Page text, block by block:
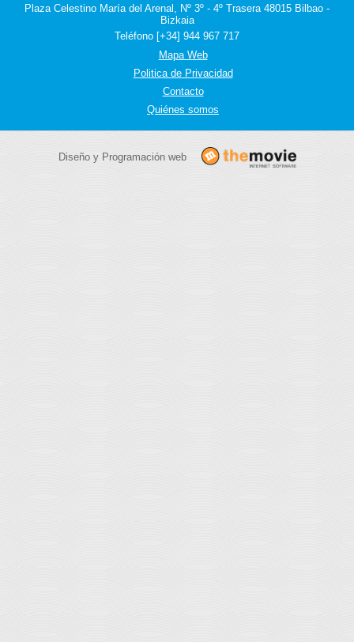
Plaza Celestino María del Arenal, Nº 3º - 4º Trasera 48015 Bilbao -
Bizkaia
Teléfono [+34] 944 967 717
Mapa Web
Politica de Privacidad
Contacto
Quiénes somos
Diseño y Programación web